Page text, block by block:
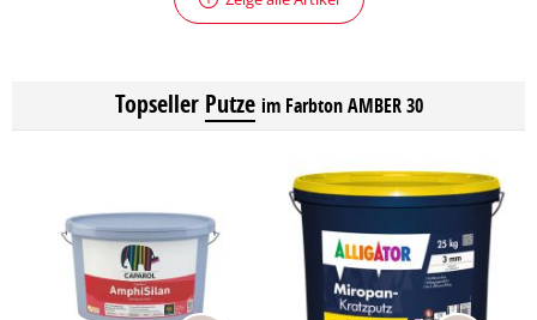
Topseller Putze im Farbton AMBER 30